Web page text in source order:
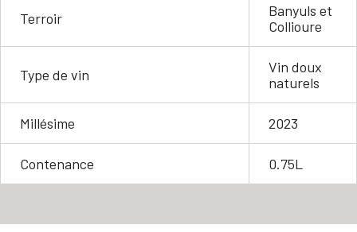
Terroir
Banyuls et
Collioure
Type de vin
Vin doux
naturels
Millésime 2023
Contenance 0.75L